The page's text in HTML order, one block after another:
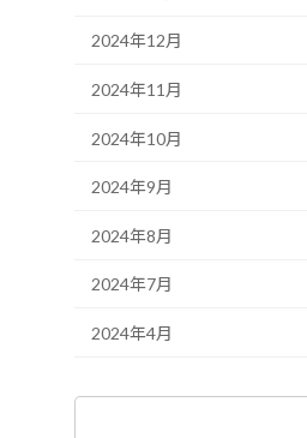
2024年12月
2024年11月
2024年10月
2024年9月
2024年8月
2024年7月
2024年4月